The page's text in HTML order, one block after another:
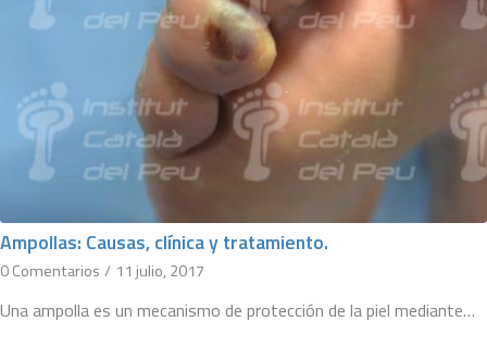
Ampollas: Causas, clínica y tratamiento.
0 Comentarios / 11 julio, 2017
Una ampolla es un mecanismo de protección de la piel mediante…